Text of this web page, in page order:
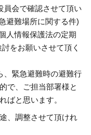
員会で確認させて頂い
避難場所に関する件)
人情報保護法の定期
をお願いさせて頂く
、緊急避難時の避難行
で、ご担当部署様と
ばと思います。
、調整させて頂けれ